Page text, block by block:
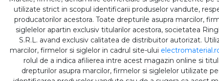
utilizate strict in scopul identificarii produselor vandute,
producatorilor acestora. Toate drepturile asupra marcilor,
siglelelor apartin exclusiv titularilor acestora, societatea
S.R.L. avand exclusiv calitatea de distribuitor autorizat.
marcilor, firmelor si siglelor in cadrul site-ului
rolul de a indica afilierea intre acest magazin online si
drepturilor asupra marcilor, firmelor si siglelelor utilizate